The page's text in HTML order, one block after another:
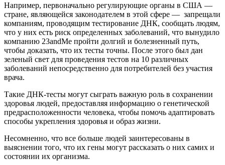
Например, первоначально регулирующие органы в США —
стране, являющейся законодателем в этой сфере — запрещали
компаниям, проводящим тестирование ДНК, сообщать людям,
что у них есть риск определенных заболеваний, что вынудило
компанию 23andMe пройти долгий и болезненный путь,
чтобы доказать, что их тесты точны. После этого был дан
зеленый свет для проведения тестов на 10 различных
заболеваний непосредственно для потребителей без участия
врача.
Такие ДНК-тесты могут сыграть важную роль в сохранении
здоровья людей, предоставляя информацию о генетической
предрасположенности человека, чтобы помочь адаптировать
способы укрепления здоровья и образ жизни.
Несомненно, что все больше людей заинтересованы в
выяснении того, что их гены могут рассказать о них самих и
состоянии их организма.